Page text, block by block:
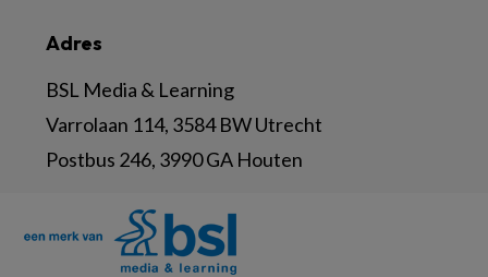
Adres
BSL Media & Learning
Varrolaan 114, 3584 BW Utrecht
Postbus 246, 3990 GA Houten